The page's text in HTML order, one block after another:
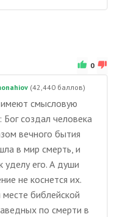
0
(42,440 баллов)
смысловую
создал человека
вечного бытия
в мир смерть, и
его. А души
не коснется их.
библейской
по смерти в